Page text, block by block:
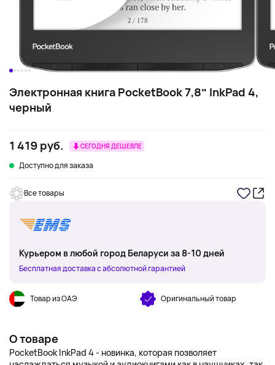
Электронная книга PocketBook 7,8ʺ InkPad 4,
черный
1 419 руб. СЕГОДНЯ ДЕШЕВЛЕ
Доступно для заказа
Все товары
Курьером в любой город Беларуси за 8-10 дней
Бесплатная доставка с абсолютной гарантией
Товар из ОАЭ Оригинальный товар
О товаре
PocketBook InkPad 4 - новинка, которая позволяет